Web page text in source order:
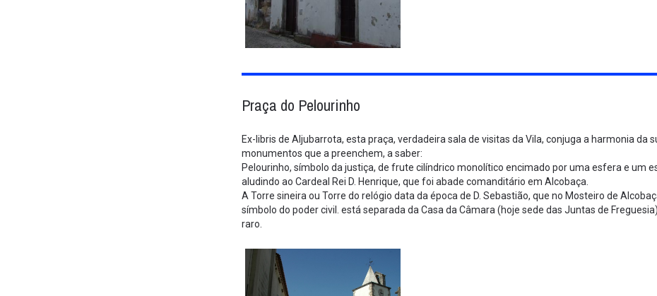
Praça do Pelourinho
Ex-libris de Aljubarrota, esta praça, verdadeira sala de visitas da Vila, conjuga a harmonia da
monumentos que a preenchem, a saber:
Pelourinho, símbolo da justiça, de frute cilíndrico monolítico encimado por uma esfera e um
aludindo ao Cardeal Rei D. Henrique, que foi abade comanditário em Alcobaça.
A Torre sineira ou Torre do relógio data da época de D. Sebastião, que no Mosteiro de
símbolo do poder civil. está separada da Casa da Câmara (hoje sede das Juntas de
raro.